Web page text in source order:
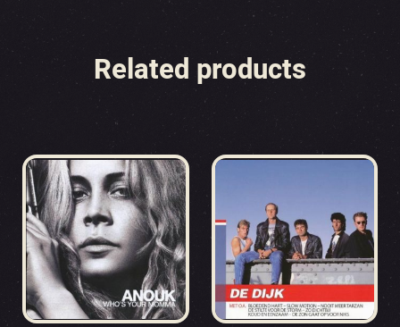
Related products